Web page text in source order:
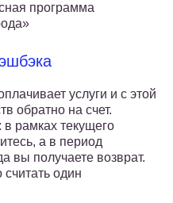
программа
услуги и с этой
обратно на счет.
в рамках текущего
а в период
вы получаете возврат.
один